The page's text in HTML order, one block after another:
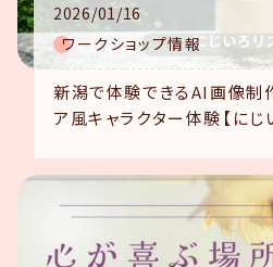
2026/01/16
ワークショップ情報
新潟で体験できるAI画像制
ア風キャラクター体験【にじ